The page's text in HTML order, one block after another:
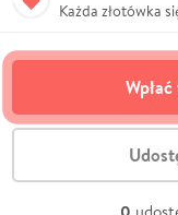
Każda złotówka